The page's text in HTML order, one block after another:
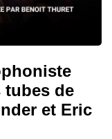
tubes de
et Eric